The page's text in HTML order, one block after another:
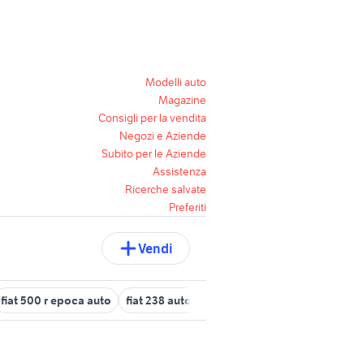
Modelli auto
Magazine
Consigli per la vendita
Negozi e Aziende
Subito per le Aziende
Assistenza
Ricerche salvate
Preferiti
Vendi
fiat 500 r epoca auto fiat 238 auto